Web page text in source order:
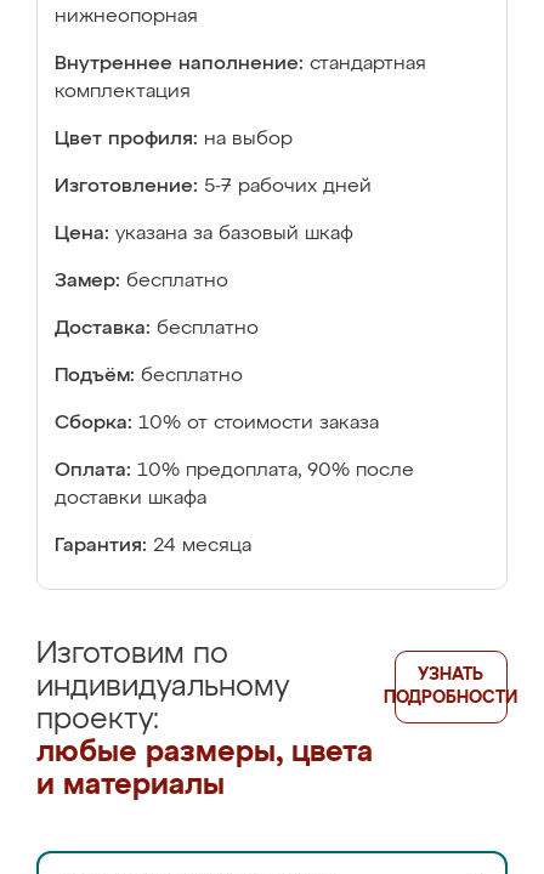
нижнеопорная
Внутреннее наполнение: стандартная
комплектация
Цвет профиля: на выбор
Изготовление: 5-7 рабочих дней
Цена: указана за базовый шкаф
Замер: бесплатно
Доставка: бесплатно
Подъём: бесплатно
Сборка: 10% от стоимости заказа
Оплата: 10% предоплата, 90% после
доставки шкафа
Гарантия: 24 месяца
Изготовим по
индивидуальному
проекту:
любые размеры, цвета
и материалы
УЗНАТЬ
ПОДРОБНОСТИ